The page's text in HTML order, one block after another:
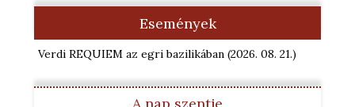
Események
Verdi REQUIEM az egri bazilikában (2026. 08. 21.)